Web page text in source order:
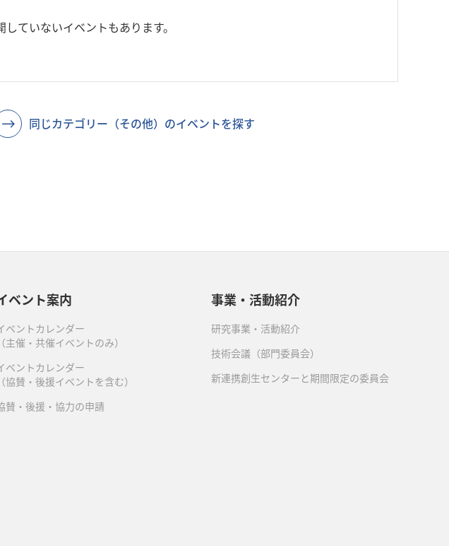
ていないイベントもあります。
同じカテゴリー（その他）のイベントを探す
ベント案内
ベントカレンダー
（主催・共催イベントのみ）
ベントカレンダー
（協賛・後援イベントを含む）
賛・後援・協力の申請
事業・活動紹介
研究事業・活動紹介
技術会議（部門委員会）
新連携創生センターと期間限定の委員会